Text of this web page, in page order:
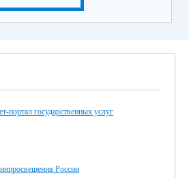
портал государственных услуг
России